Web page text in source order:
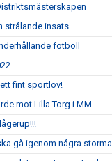
strålande insats
fotboll
fint sportlov!
mot Lilla Torg i MM
gå igenom några